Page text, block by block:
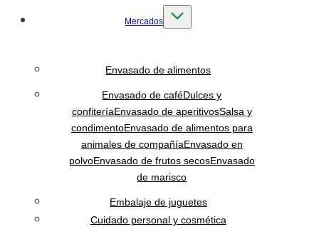
Mercados
Envasado de alimentos
Envasado de caféDulces y
confiteríaEnvasado de aperitivosSalsa y
condimentoEnvasado de alimentos para
animales de compañíaEnvasado en
polvoEnvasado de frutos secosEnvasado
de marisco
Embalaje de juguetes
Cuidado personal y cosmética